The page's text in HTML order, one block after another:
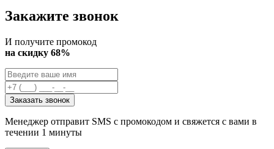
Закажите звонок
И получите промокод
на скидку 68%
Заказать звонок
Менеджер отправит SMS с промокодом и свяжется с вами в
течении 1 минуты